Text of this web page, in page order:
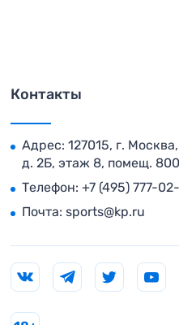
Контакты
Адрес: 127015, г.
д. 2Б, этаж 8, помещ. 800
Телефон: +7 (495) 777-
Почта: sports@kp.ru